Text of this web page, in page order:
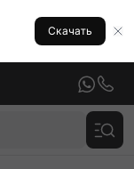
Скачать